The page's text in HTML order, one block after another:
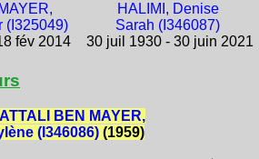
(I325049)
fév 2014
HALIMI, Denise
Sarah (I346087)
30 juil 1930 - 30 juin 2021
ATTALI BEN MAYER,
(I346086)(1959)